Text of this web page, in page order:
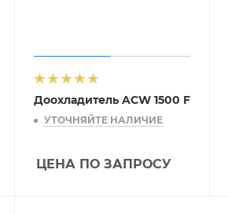
Доохладитель ACW 1500 F
УТОЧНЯЙТЕ НАЛИЧИЕ
ЦЕНА ПО ЗАПРОСУ